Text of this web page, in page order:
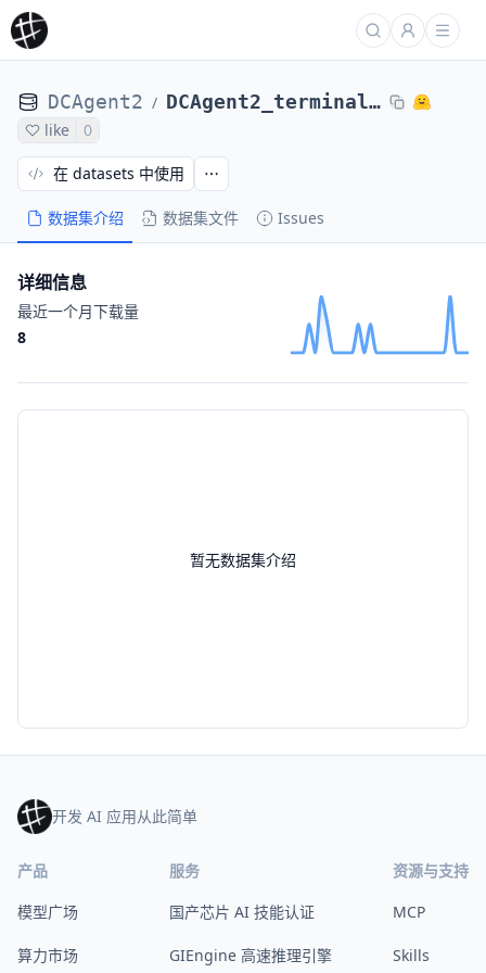
DCAgent2 / DCAgent2_terminal_bench_2_laion_Qwen3-Coder-480B-codeforces-fixeps_Qwen3-8B_2025e77cd2c
like 0
数据集介绍 数据集文件 Issues
在 datasets 中使用
暂无数据集介绍
详细信息
最近一个月下载量
8
开发 AI 应用从此简单
产品
模型广场
算力市场
服务
国产芯片 AI 技能认证
GIEngine 高速推理引擎
资源与支持
MCP
Skills